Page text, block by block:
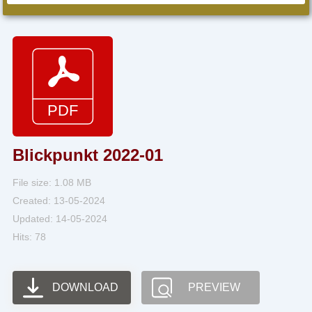
Blickpunkt 2022-01
File size: 1.08 MB
Created: 13-05-2024
Updated: 14-05-2024
Hits: 78
DOWNLOAD PREVIEW